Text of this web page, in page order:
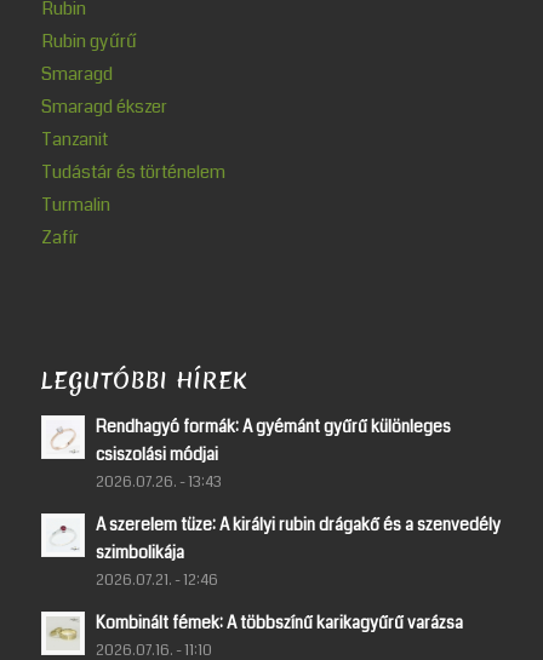
Rubin
Rubin gyűrű
Smaragd
Smaragd ékszer
Tanzanit
Tudástár és történelem
Turmalin
Zafír
LEGUTÓBBI HÍREK
Rendhagyó formák: A gyémánt gyűrű különleges
csiszolási módjai
2026.07.26. - 13:43
A szerelem tüze: A királyi rubin drágakő és a szenvedély
szimbolikája
2026.07.21. - 12:46
Kombinált fémek: A többszínű karikagyűrű varázsa
2026.07.16. - 11:10